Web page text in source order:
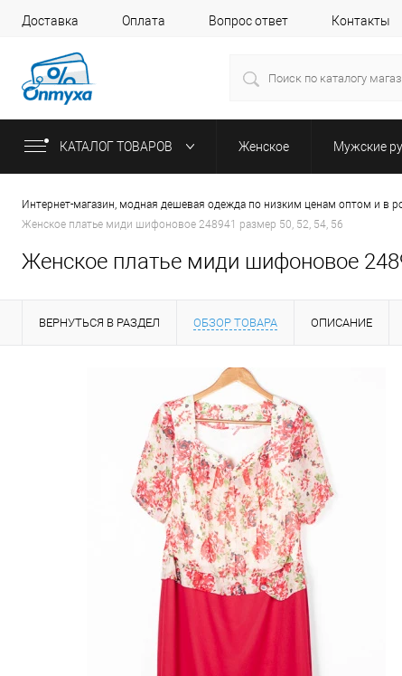
Доставка Оплата Вопрос ответ Контакты
КАТАЛОГ ТОВАРОВ Женское Мужские
Интернет-магазин, модная дешевая одежда по низким ценам оптом и в
Женское платье миди шифоновое 248941 размер 50, 52, 54, 56
Женское платье миди шифоновое
ВЕРНУТЬСЯ В РАЗДЕЛ ОБЗОР ТОВАРА ОПИСАНИЕ